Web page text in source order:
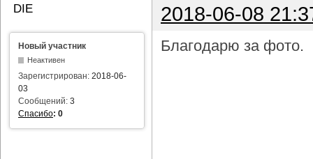
DIE 2018-06-08
Новый участник
Неактивен
Зарегистрирован: 2018-06-
03
Сообщений: 3
Спасибо: 0
Благодарю за фото.